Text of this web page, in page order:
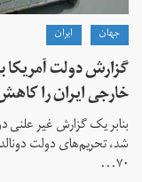
جهان ايران
خارجی ایران را
بنابر یک گزارش غیر علنی
۷۰...